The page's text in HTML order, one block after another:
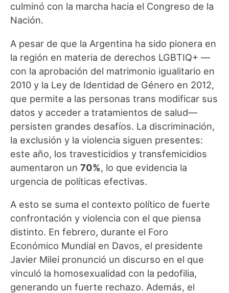
culminó con la marcha hacia el Congreso de la
Nación.
A pesar de que la Argentina ha sido pionera en
la región en materia de derechos LGBTIQ+ —
con la aprobación del matrimonio igualitario en
2010 y la Ley de Identidad de Género en 2012,
que permite a las personas trans modificar sus
datos y acceder a tratamientos de salud—
persisten grandes desafíos. La discriminación,
la exclusión y la violencia siguen presentes:
este año, los travesticidios y transfemicidios
aumentaron un 70%, lo que evidencia la
urgencia de políticas efectivas.
A esto se suma el contexto político de fuerte
confrontación y violencia con el que piensa
distinto. En febrero, durante el Foro
Económico Mundial en Davos, el presidente
Javier Milei pronunció un discurso en el que
vinculó la homosexualidad con la pedofilia,
generando un fuerte rechazo. Además, el